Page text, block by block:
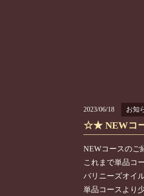
2023/06/18 お知
☆★ NEWコ
NEWコースのご
これまで単品コ
バリニーズオイ
単品コースより